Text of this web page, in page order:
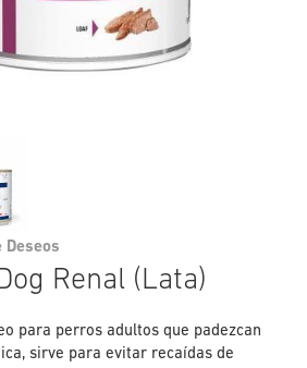
Renal (Lata)
para perros adultos que padezcan
sirve para evitar recaídas de
Deseos
al
de
la